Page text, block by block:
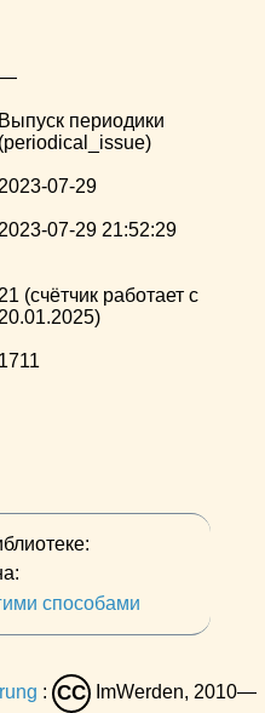
Выпуск периодики
(periodical_issue)
2023-07-29
2023-07-29 21:52:29
21 (счётчик работает с
20.01.2025)
1711
способами
: CC
ImWerden, 2010—